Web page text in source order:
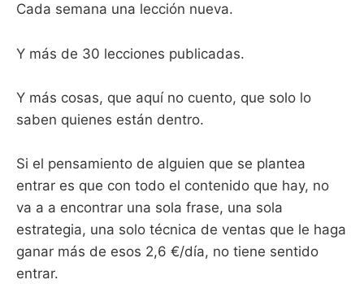
Cada semana una lección nueva.
Y más de 30 lecciones publicadas.
Y más cosas, que aquí no cuento, que solo lo
saben quienes están dentro.
Si el pensamiento de alguien que se plantea
entrar es que con todo el contenido que hay, no
va a a encontrar una sola frase, una sola
estrategia, una solo técnica de ventas que le haga
ganar más de esos 2,6 €/día, no tiene sentido
entrar.